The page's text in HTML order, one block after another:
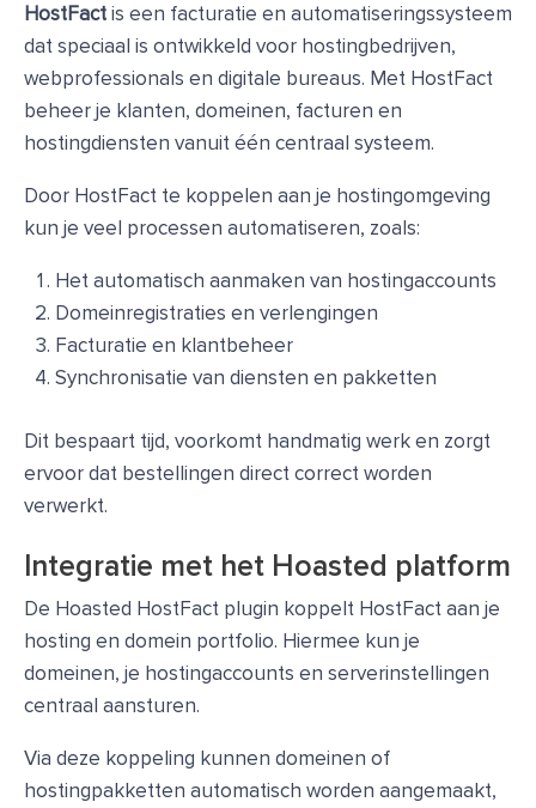
HostFactis een facturatie en automatiseringssysteem
dat speciaal is ontwikkeld voor hostingbedrijven,
webprofessionals en digitale bureaus. Met HostFact
beheer je klanten, domeinen, facturen en
hostingdiensten vanuit één centraal systeem.
Door HostFact te koppelen aan je hostingomgeving
kun je veel processen automatiseren, zoals:
Het automatisch aanmaken van hostingaccounts
Domeinregistraties en verlengingen
Facturatie en klantbeheer
Synchronisatie van diensten en pakketten
Dit bespaart tijd, voorkomt handmatig werk en zorgt
ervoor dat bestellingen direct correct worden
verwerkt.
Integratie met het Hoasted platform
De Hoasted HostFact plugin koppelt HostFact aan je
hosting en domein portfolio. Hiermee kun je
domeinen, je hostingaccounts en serverinstellingen
centraal aansturen.
Via deze koppeling kunnen domeinen of
hostingpakketten automatisch worden aangemaakt,